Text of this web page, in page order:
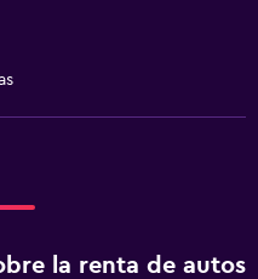
la renta de autos